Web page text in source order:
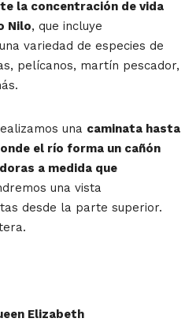
la concentración de vida
Nilo, que incluye
variedad de especies de
pelícanos, martín pescador,
una caminata hasta
el río forma un cañón
a medida que
una vista
desde la parte superior.
Elizabeth